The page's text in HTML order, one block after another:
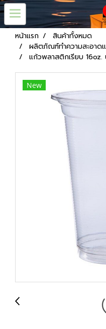
หน้าแรก
สินค้าทั้งหมด
ผลิตภัณฑ์ทำความสะอาด
แก้วพลาสติกเรียบ 16oz.
New